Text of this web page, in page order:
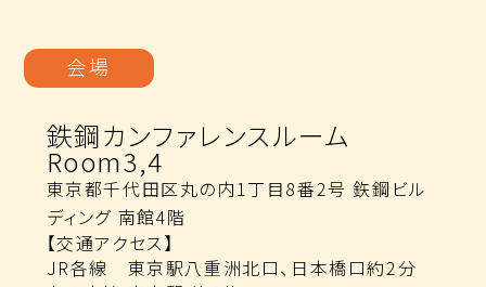
会場
鉄鋼カンファレンスルーム
Room3,4
東京都千代田区丸の内1丁目8番2号 鉃鋼ビル
ディング 南館4階
【交通アクセス】
JR各線 東京駅八重洲北口、日本橋口約2分